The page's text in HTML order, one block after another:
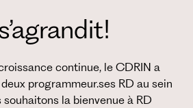
continue, le CDRIN a
programmeur.ses RD au sein
souhaitons la bienvenue à RD